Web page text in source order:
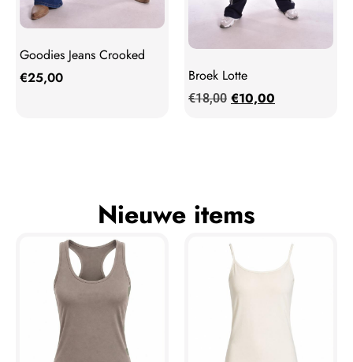
Goodies Jeans Crooked
€25,00 Broek Lotte
€18,00 €10,00
Nieuwe items